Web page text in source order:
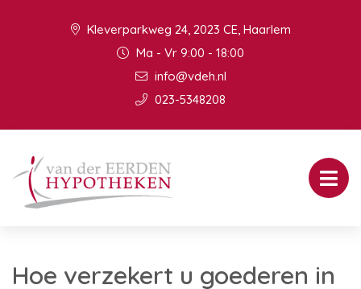
Kleverparkweg 24, 2023 CE, Haarlem
Ma - Vr 9:00 - 18:00
info@vdeh.nl
023-5348208
Hoe verzekert u goederen in